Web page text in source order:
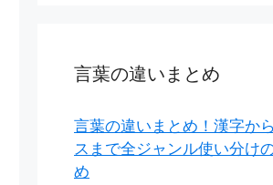
言葉の違いまとめ
言葉の違いまとめ！漢字か
スまで全ジャンル使い分け
め